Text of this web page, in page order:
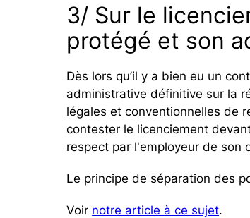
3/ Sur le
protégé et son
Dès lors qu’il y a bien eu un
administrative définitive sur la
légales et conventionnelles de
contester le licenciement
respect par l'employeur de son
Le principe de séparation des
Voir notre article à ce sujet.